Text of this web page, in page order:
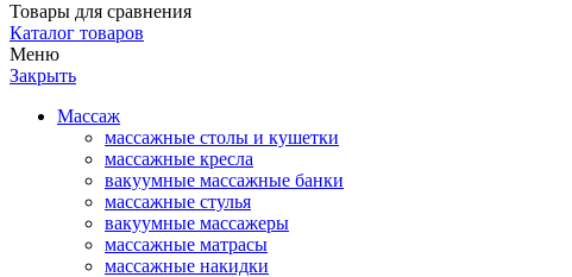
Товары для сравнения
Каталог товаров
Меню
Закрыть
Массаж
массажные столы и кушетки
массажные кресла
вакуумные массажные банки
массажные стулья
вакуумные массажеры
массажные матрасы
массажные накидки